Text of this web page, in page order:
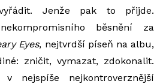
Jenže pak to přijde.
běsnění za
Eyes, nejtvrdší píseň na albu,
zničit, vymazat, zdokonalit.
v nejspíše nejkontroverznější